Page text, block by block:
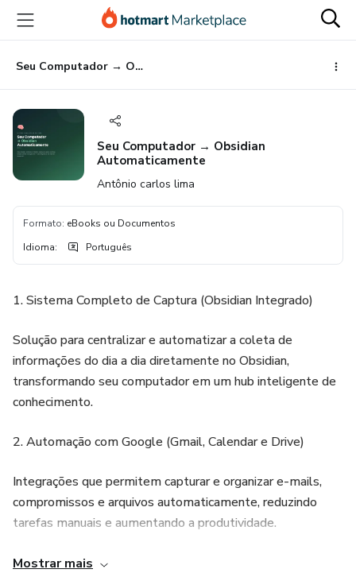
para
conteúdo
principal
para
pagamento
para
rodapé
Seu Computador → Obsidian Automaticamente
Seu Computador → Obsidian
Automaticamente
Antônio carlos lima
Formato: eBooks ou Documentos
Idioma: Português
1. Sistema Completo de Captura (Obsidian Integrado)
Solução para centralizar e automatizar a coleta de
informações do dia a dia diretamente no Obsidian,
transformando seu computador em um hub inteligente de
conhecimento.
2. Automação com Google (Gmail, Calendar e Drive)
Integrações que permitem capturar e organizar e-mails,
compromissos e arquivos automaticamente, reduzindo
tarefas manuais e aumentando a produtividade.
3. Guia Prático de Uso do Obsidian
Mostrar mais